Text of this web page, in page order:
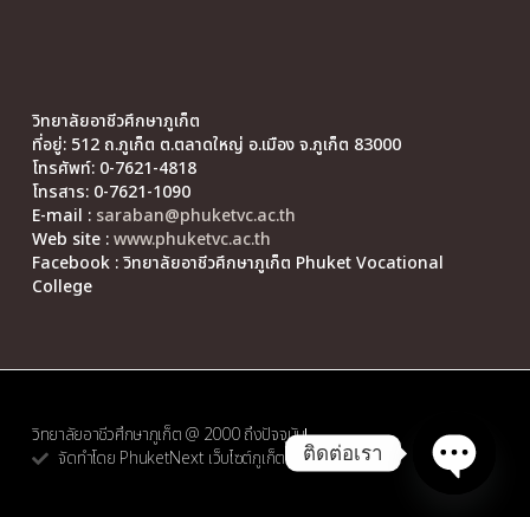
วิทยาลัยอาชีวศึกษาภูเก็ต
ที่อยู่: 512 ถ.ภูเก็ต ต.ตลาดใหญ่ อ.เมือง จ.ภูเก็ต 83000
โทรศัพท์: 0-7621-4818
โทรสาร: 0-7621-1090
E-mail : saraban@phuketvc.ac.th
Web site :www.phuketvc.ac.th
Facebook : วิทยาลัยอาชีวศึกษาภูเก็ต Phuket Vocational
College
วิทยาลัยอาชีวศึกษาภูเก็ต @ 2000 ถึงปัจจุบัน
จัดทำโดย PhuketNext เว็บไซต์ภูเก็ต
ติดต่อเรา